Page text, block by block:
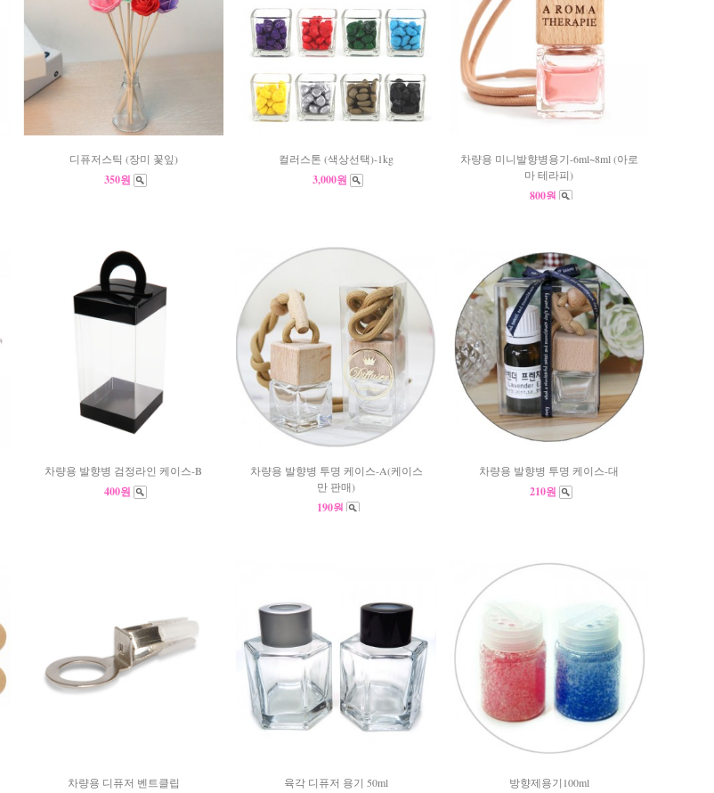
디퓨저스틱 (장미 꽃잎)
350원
컬러스톤 (색상선택)-1kg
3,000원
차량용 미니발향병용기-6ml~8ml (아로
마 테라피)
800원
차량용 발향병 검정라인 케이스-B
400원
차량용 발향병 투명 케이스-A(케이스
만 판매)
190원
차량용 발향병 투명 케이스-대
210원
차량용 디퓨저 벤트클립 육각 디퓨저 용기 50ml 방향제용기100ml